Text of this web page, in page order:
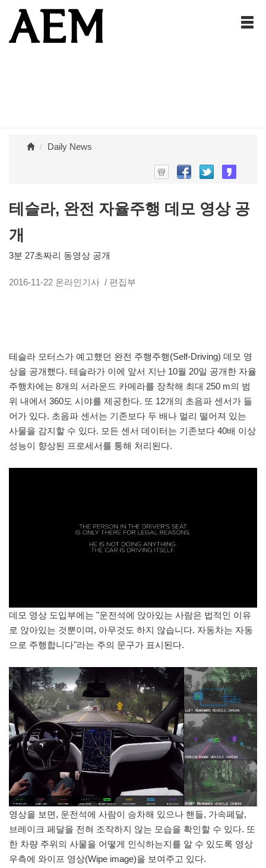
Daily News
테슬라, 완전 자율주행 데모 영상 공
개
3분 27초짜리 동영상 공개
2016-11-22 온라인기사 / 편집부
테슬라 모터스가 예고했던 완전 주행주행(Self-Driving) 데모 영
상을 공개했다. 테슬라가 이에 앞서 지난 10월 20일 공개한 자율
주행차에는 8개의 서라운드 카메라를 장착해 최대 250 m의 범
위 내에서 360도 시야를 제공한다. 또 12개의 초음파 센서가 들
어가 있다. 초음파 센서는 기존보다 두 배나 멀리 떨어져 있는
사물을 감지할 수 있다. 모든 센서 데이터는 기존보다 40배 이상
성능이 향상된 프로세서를 통해 처리된다.
데모 영상 도입부에는 "운전석에 앉아있는 사람은 법적인 이유
로 앉아있는 것뿐이며, 아무것도 하지 않습니다. 자동차는 자동
으로 주행합니다"라는 주의 문구가 표시된다.
영상을 보면, 운전석에 사람이 승차해 있으나 핸들, 가속페달,
브레이크 페달을 전혀 조작하지 않는 모습을 확인할 수 있다. 또
한 차량 주위의 사물을 어떻게 인식하는지를 알 수 있도록 영상
우측에 와이프 영상(Wipe image)을 보여주고 있다.